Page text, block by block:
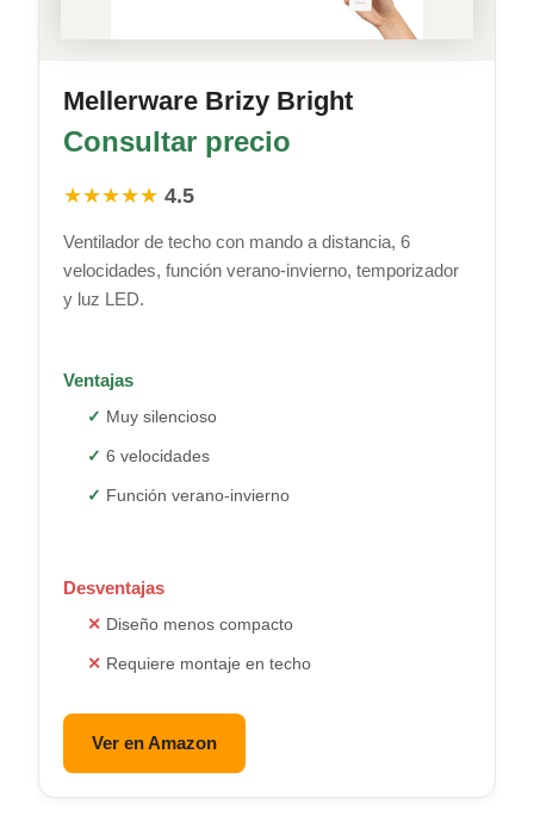
Mellerware Brizy Bright
Consultar precio
★★★★★ 4.5
Ventilador de techo con mando a distancia, 6
velocidades, función verano-invierno, temporizador
y luz LED.
Ventajas
Muy silencioso
6 velocidades
Función verano-invierno
Desventajas
Diseño menos compacto
Requiere montaje en techo
Ver en Amazon